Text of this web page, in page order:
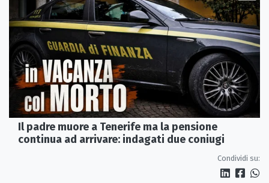
Il padre muore a Tenerife ma la pensione
continua ad arrivare: indagati due coniugi
Condividi su: